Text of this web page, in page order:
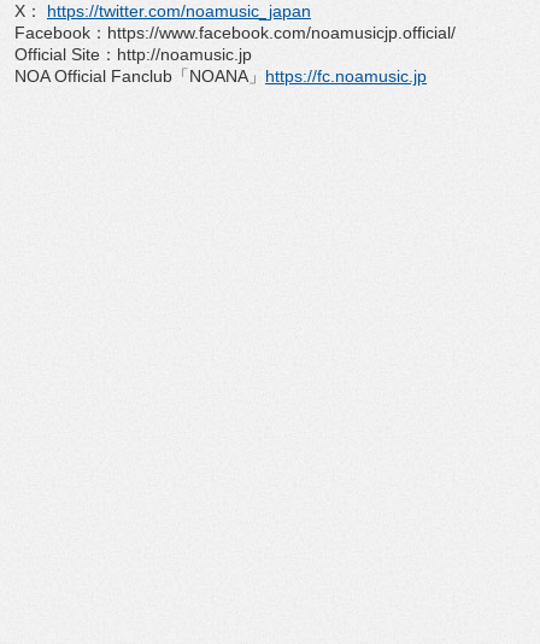
X： https://twitter.com/noamusic_japan
Facebook：https://www.facebook.com/noamusicjp.official/
Official Site：http://noamusic.jp
NOA Official Fanclub「NOANA」 https://fc.noamusic.jp